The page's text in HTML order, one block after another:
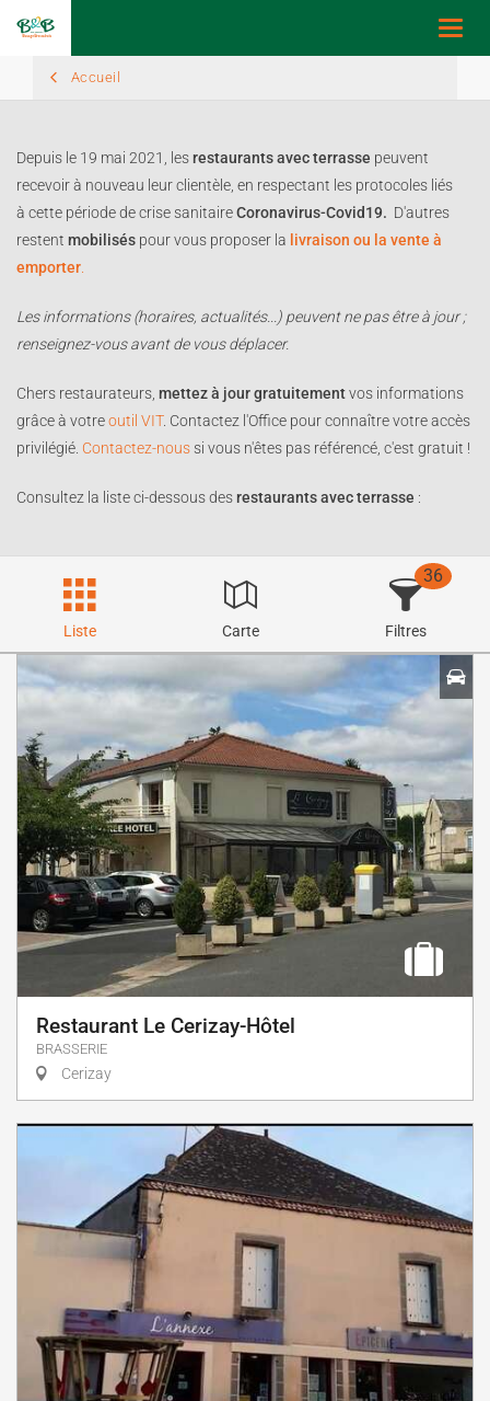
Accueil
Depuis le 19 mai 2021, lesrestaurants avec terrasse peuvent
recevoir à nouveau leur clientèle, en respectant les protocoles liés
à cette période de crise sanitaireCoronavirus-Covid19. D'autres
restent mobilisés pour vous proposer la livraison ou la vente à
emporter
Les informations (horaires, actualités...) peuvent ne pas être à jour ;
renseignez-vous avant de vous déplacer.
Chers restaurateurs, mettez à jour gratuitementvos informations
grâce à votreoutil VIT. Contactez l'Office pour connaître votre accès
privilégié. Contactez-nous si vous n'êtes pas référencé, c'est gratuit !
Consultez la liste ci-dessous desrestaurants avec terrasse :
Liste Carte Filtres
36
Restaurant Le Cerizay-Hôtel
BRASSERIE
Cerizay